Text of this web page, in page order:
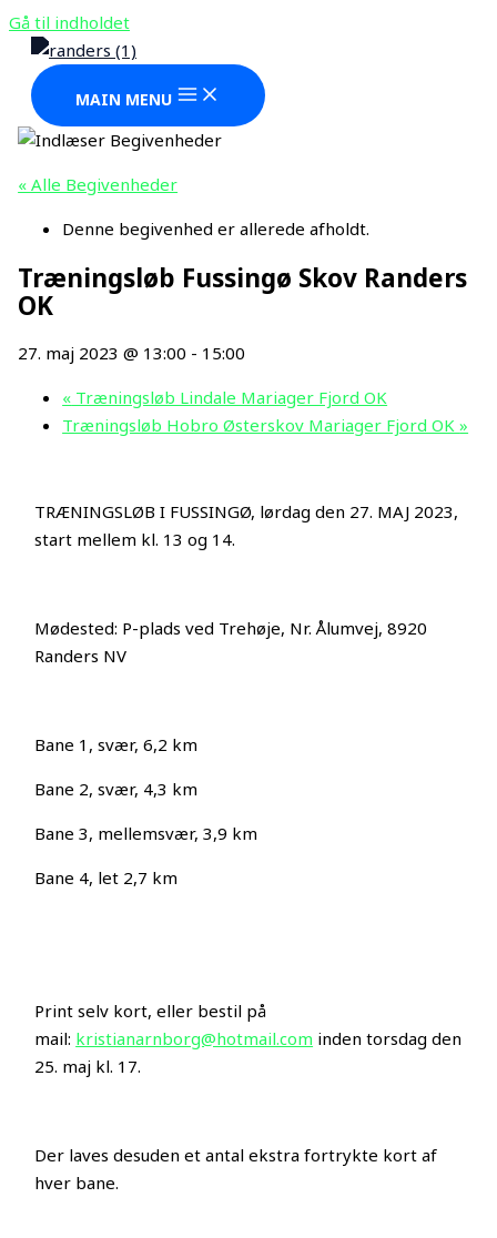
Gå til indholdet
MAIN MENU
« Alle Begivenheder
Denne begivenhed er allerede afholdt.
Træningsløb Fussingø Skov Randers
OK
27. maj 2023 @ 13:00 - 15:00
« Træningsløb Lindale Mariager Fjord OK
Træningsløb Hobro Østerskov Mariager Fjord OK»
TRÆNINGSLØB I FUSSINGØ, lørdag den 27. MAJ 2023,
start mellem kl. 13 og 14.
Mødested: P-plads ved Trehøje, Nr. Ålumvej, 8920
Randers NV
Bane 1, svær, 6,2 km
Bane 2, svær, 4,3 km
Bane 3, mellemsvær, 3,9 km
Bane 4, let 2,7 km
Print selv kort, eller bestil på
mail: kristianarnborg@hotmail.com inden torsdag den
25. maj kl. 17.
Der laves desuden et antal ekstra fortrykte kort af
hver bane.